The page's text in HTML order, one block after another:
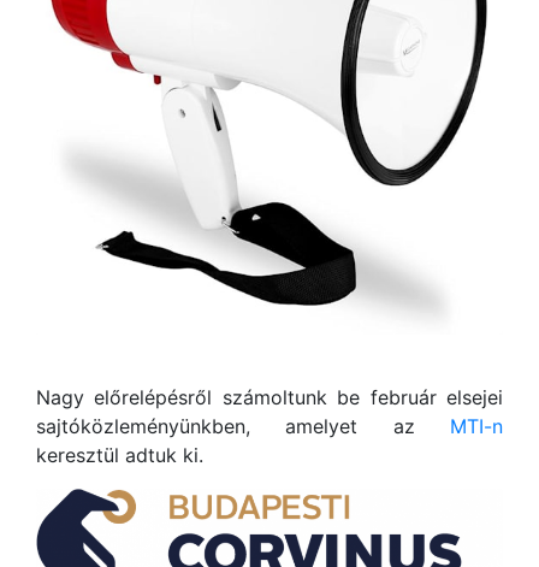
Nagy előrelépésről számoltunk be február elsejei
sajtóközleményünkben, amelyet az MTI-n
keresztül adtuk ki.